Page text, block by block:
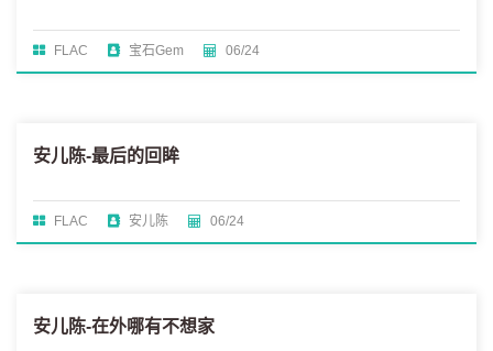
FLAC 宝石Gem 06/24
安儿陈-最后的回眸
FLAC 安儿陈 06/24
安儿陈-在外哪有不想家